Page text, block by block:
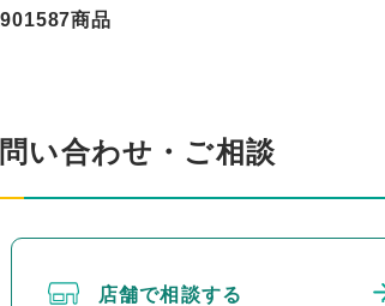
商品
い合わせ・ご相談
店舗で相談する